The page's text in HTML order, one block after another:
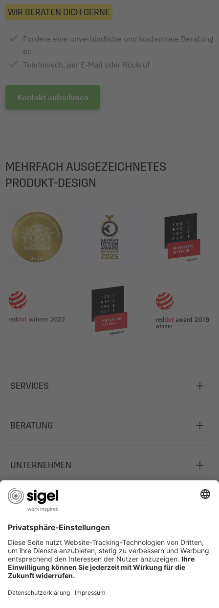
WIR BERATEN DICH GERNE
Fordere eine unverbindliche und kostenfreie Beratung
an
Telefonisch, per E-Mail oder Rückruf
Kontakt aufnehmen
MEHRFACH AUSGEZEICHNETES
PRODUKT-DESIGN
SERVICES
BERATUNG
UNTERNEHMEN
JOBS
INFORMATIONEN
Deutschland